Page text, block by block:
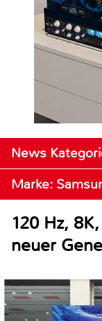
News
Marke:
120 Hz,
neuer